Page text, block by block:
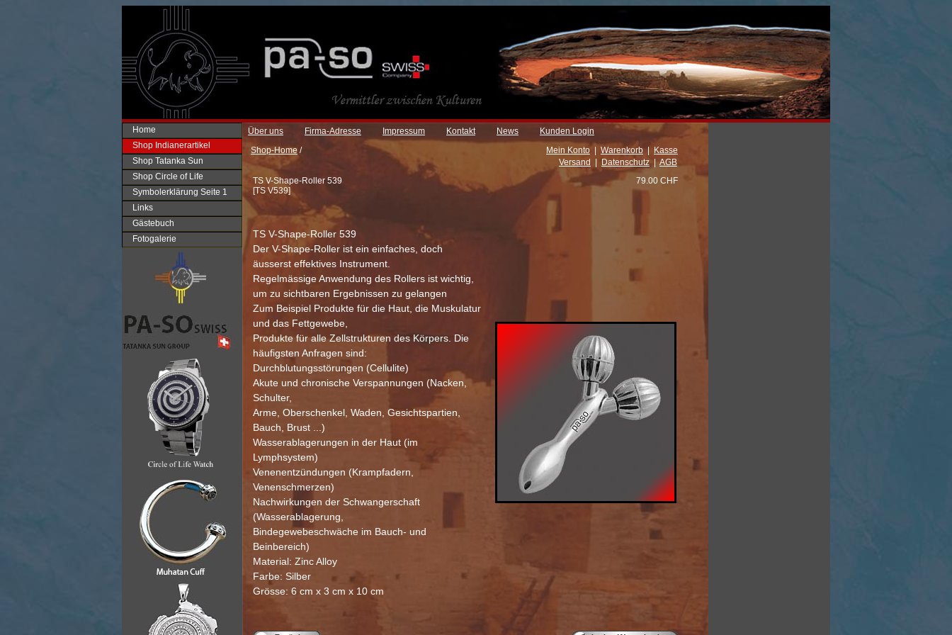
Home
Shop Indianerartikel
Shop Tatanka Sun
Shop Circle of Life
Symbolerklärung Seite 1
Links
Gästebuch
Fotogalerie
Über uns Firma-Adresse Impressum Kontakt News
Kunden Login
Shop-Home / Mein Konto Warenkorb|
Kasse
Versand
Datenschutz|AGB
TS V-Shape-Roller 539
[TS V539]
79.00 CHF
TS V-Shape-Roller 539
Der V-Shape-Roller ist ein einfaches, doch
äusserst effektives Instrument.
Regelmässige Anwendung des Rollers ist wichtig,
um zu sichtbaren Ergebnissen zu gelangen
Zum Beispiel Produkte für die Haut, die Muskulatur
und das Fettgewebe,
Produkte für alle Zellstrukturen des Körpers. Die
häufigsten Anfragen sind:
Durchblutungsstörungen (Cellulite)
Akute und chronische Verspannungen (Nacken,
Schulter,
Arme, Oberschenkel, Waden, Gesichtspartien,
Bauch, Brust ...)
Wasserablagerungen in der Haut (im
Lymphsystem)
Venenentzündungen (Krampfadern,
Venenschmerzen)
Nachwirkungen der Schwangerschaft
(Wasserablagerung,
Bindegewebeschwäche im Bauch- und
Beinbereich)
Material: Zinc Alloy
Farbe: Silber
Grösse: 6 cm x 3 cm x 10 cm